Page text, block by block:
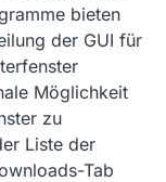
bieten
der GUI für
Möglichkeit
zu
Liste der
Tab